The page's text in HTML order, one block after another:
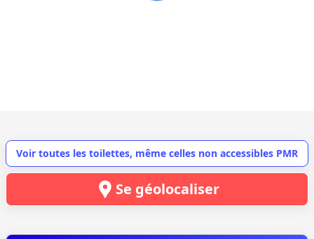
Voir toutes les toilettes, même celles non accessibles PMR
Se géolocaliser